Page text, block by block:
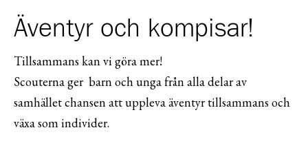
Äventyr och kompisar!
Tillsammans kan vi göra mer!
Scouterna ger barn och unga från alla delar av
samhället chansen att uppleva äventyr tillsammans och
växa som individer.